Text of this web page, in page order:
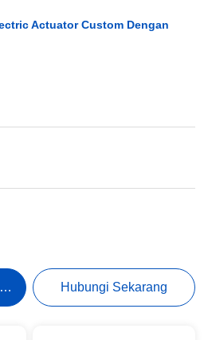
Actuator Custom Dengan
Hubungi Sekarang